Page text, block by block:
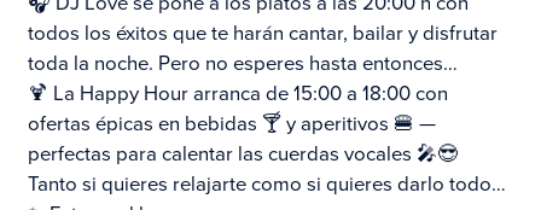
todos los éxitos que te harán cantar, bailar y disfrutar
toda la noche. Pero no esperes hasta entonces…
🍹 La Happy Hour arranca de 15:00 a 18:00 con
ofertas épicas en bebidas 🍸 y aperitivos 🍔 —
perfectas para calentar las cuerdas vocales 🎤😎
Tanto si quieres relajarte como si quieres darlo todo…